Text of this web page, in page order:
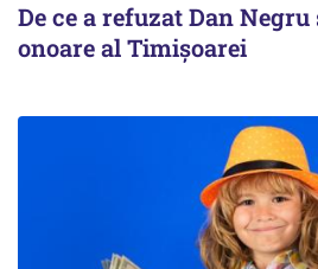
De ce a refuzat Dan Negru
onoare al Timișoarei